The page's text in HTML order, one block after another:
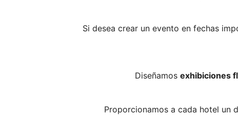
Si desea crear un evento en fechas
Diseñamos exhibiciones
Proporcionamos a cada hotel un